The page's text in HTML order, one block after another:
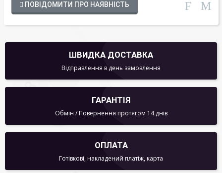
ПОВІДОМИТИ ПРО НАЯВНІСТЬ
ШВИДКА ДОСТАВКА
Відправлення в день замовлення
ГАРАНТІЯ
Обмін / Повернення протягом 14 днів
ОПЛАТА
Готівкові, накладений платіж, карта